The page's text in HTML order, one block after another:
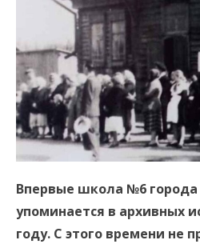
Впервые школа №6
упоминается в архивных
году. С этого времени не